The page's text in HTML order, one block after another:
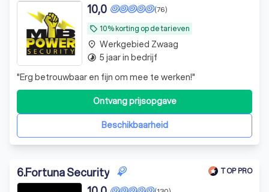
local_offer 10% korting op de tarieven
(76)
10,0
"Erg betrouwbaar en fijn om mee te werken!"
Beschikbaarheid
Ontvang prijsopgave
place Werkgebied Zwaag
timelapse 5 jaar in bedrijf
6.Fortuna Security TOP PRO